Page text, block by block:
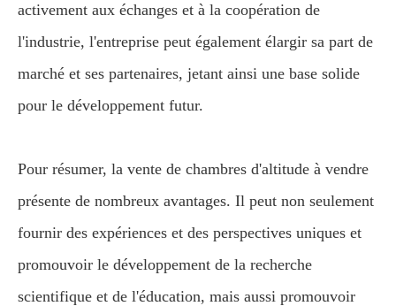
activement aux échanges et à la coopération de
l'industrie, l'entreprise peut également élargir sa part de
marché et ses partenaires, jetant ainsi une base solide
pour le développement futur.
Pour résumer, la vente de chambres d'altitude à vendre
présente de nombreux avantages. Il peut non seulement
fournir des expériences et des perspectives uniques et
promouvoir le développement de la recherche
scientifique et de l'éducation, mais aussi promouvoir